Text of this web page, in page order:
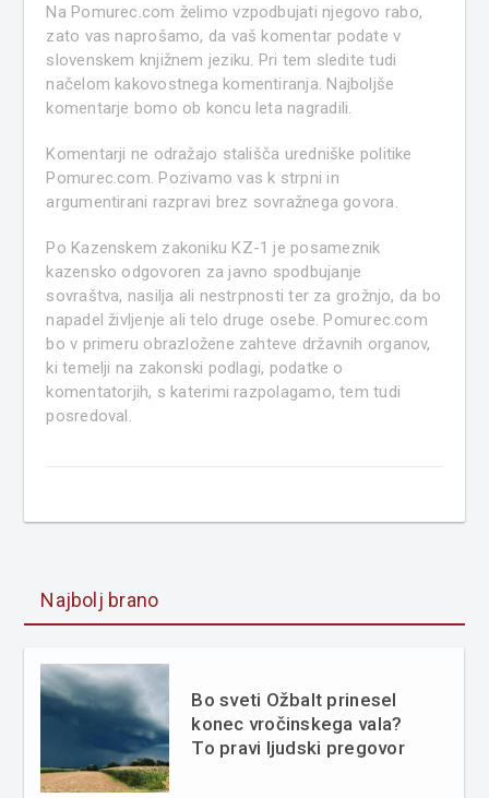
Na Pomurec.com želimo vzpodbujati njegovo rabo,
zato vas naprošamo, da vaš komentar podate v
slovenskem knjižnem jeziku. Pri tem sledite tudi
načelom kakovostnega komentiranja. Najboljše
komentarje bomo ob koncu leta nagradili.
Komentarji ne odražajo stališča uredniške politike
Pomurec.com. Pozivamo vas k strpni in
argumentirani razpravi brez sovražnega govora.
Po Kazenskem zakoniku KZ-1 je posameznik
kazensko odgovoren za javno spodbujanje
sovraštva, nasilja ali nestrpnosti ter za grožnjo, da bo
napadel življenje ali telo druge osebe. Pomurec.com
bo v primeru obrazložene zahteve državnih organov,
ki temelji na zakonski podlagi, podatke o
komentatorjih, s katerimi razpolagamo, tem tudi
posredoval.
Najbolj brano
Bo sveti Ožbalt prinesel
konec vročinskega vala?
To pravi ljudski pregovor